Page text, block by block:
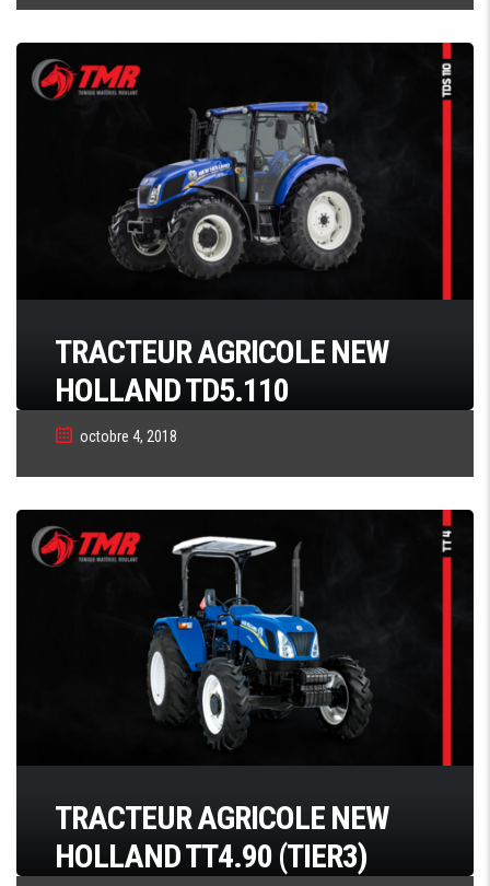
TRACTEUR AGRICOLE NEW
HOLLAND TD5.110
octobre 4, 2018
TRACTEUR AGRICOLE NEW
HOLLAND TT4.90 (TIER3)